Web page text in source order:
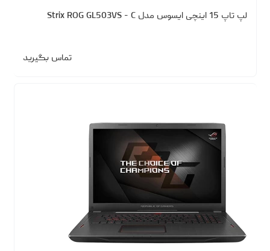
لپ تاپ 15 اینچی ایسوس مدل Strix ROG GL503VS - C
تماس بگیرید